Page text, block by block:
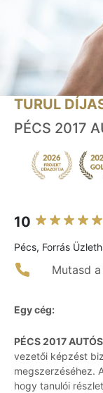
TURUL
PÉCS 2017
10
Pécs, Forrás
Mutasd
Egy cég:
PÉCS 2017
vezetői képzést
megszerzéséhez.
hogy tanulói